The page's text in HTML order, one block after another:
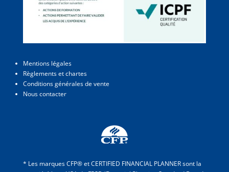
Mentions légales
Règlements et chartes
Conditions générales de vente
Nous contacter
* Les marques CFP® et CERTIFIED FINANCIAL PLANNER sont la